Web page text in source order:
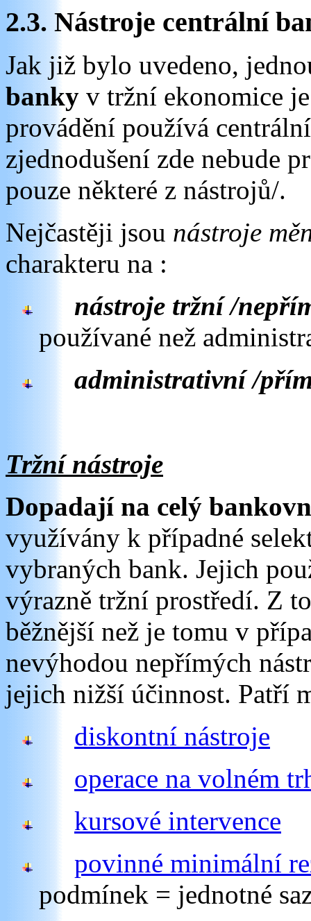
2.3. Nástroje centrální
Jak již bylo uvedeno,
banky v tržní ekonomice
provádění používá
zjednodušení zde nebude
pouze některé z nástrojů/.
Nejčastěji jsou nástroje
charakteru na :
nástroje tržní /
používané než
administrativní /
Tržní nástroje
Dopadají na celý
využívány k případné
vybraných bank. Jejich
výrazně tržní prostředí. Z
běžnější než je tomu v
nevýhodou nepřímých
jejich nižší účinnost. Patří
diskontní nástroje
operace na volném
kursové intervence
povinné minimální
podmínek = jednotné